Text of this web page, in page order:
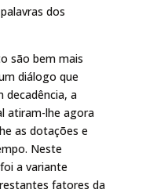
dos
são bem mais
diálogo que
decadência, a
atiram-lhe agora
as dotações e
Neste
a variante
fatores da